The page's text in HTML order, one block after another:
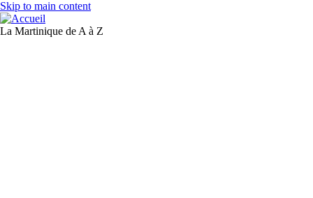
Skip to main content
La Martinique de A à Z